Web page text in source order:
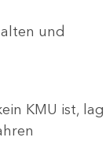
und
KMU ist, lag